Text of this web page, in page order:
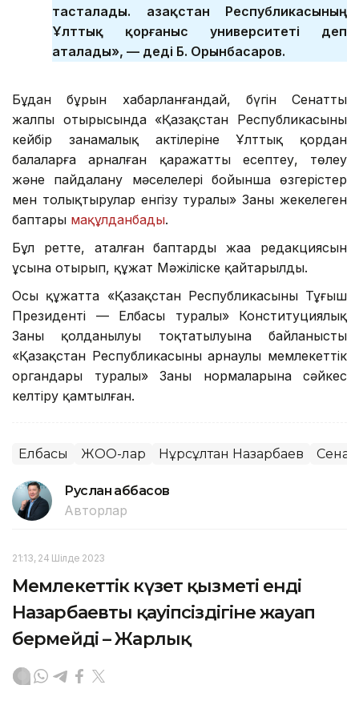
тасталады. Қазақстан Республикасының
Ұлттық қорғаныс университеті деп
аталады», — деді Б. Орынбасаров.
Бұдан бұрын хабарланғандай, бүгін Сенаттың
жалпы отырысында «Қазақстан Республикасының
кейбір заңнамалық актілеріне Ұлттық қордан
балаларға арналған қаражатты есептеу, төлеу
және пайдалану мәселелері бойынша өзгерістер
мен толықтырулар енгізу туралы» Заңның жекелеген
баптары мақұлданбады.
Бұл ретте, аталған баптардың жаңа редакциясын
ұсына отырып, құжат Мәжіліске қайтарылды.
Осы құжатта «Қазақстан Республикасының Тұңғыш
Президенті — Елбасы туралы» Конституциялық
Заңның қолданылуы тоқтатылуына байланысты
«Қазақстан Республикасының арнаулы мемлекеттік
органдары туралы» Заңның нормаларына сәйкес
келтіру қамтылған.
Елбасы ЖОО-лар Нұрсұлтан Назарбаев Сенат
Руслан Ғаббасов
Авторлар
21:13, 24 Шілде 2023
Мемлекеттік күзет қызметі енді
Назарбаевтың қауіпсіздігіне жауап
бермейді – Жарлық